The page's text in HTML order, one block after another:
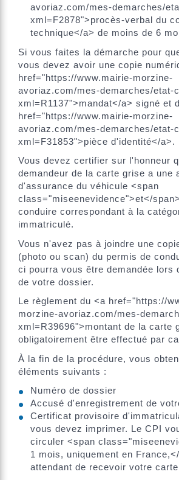
avoriaz.com/mes-demarches/
xml=F2878">procès-verbal du
technique</a> de moins de 6
Si vous faites la démarche pour
vous devez avoir une copie
href="https://www.mairie-morzine-
avoriaz.com/mes-demarches/etat-
xml=R1137">mandat</a> signé et
href="https://www.mairie-morzine-
avoriaz.com/mes-demarches/etat-
xml=F31853">pièce d'identité</a>.
Vous devez certifier sur l'honneur
demandeur de la carte grise a une
d'assurance du véhicule <span
class="miseenevidence">et</
conduire correspondant à la
immatriculé.
Vous n'avez pas à joindre une
(photo ou scan) du permis de
ci pourra vous être demandée lors
de votre dossier.
Le règlement du <a href="https://
morzine-avoriaz.com/mes-
xml=R39696">montant de la carte
obligatoirement être effectué par
À la fin de la procédure, vous
éléments suivants :
Numéro de dossier
Accusé d'enregistrement de
Certificat provisoire
vous devez imprimer. Le CPI
circuler <span
1 mois, uniquement en
attendant de recevoir votre